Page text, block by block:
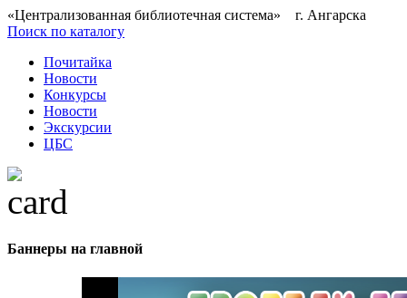
«Централизованная библиотечная система» г. Ангарска
Поиск по каталогу
Почитайка
Новости
Конкурсы
Новости
Экскурсии
ЦБС
Баннеры на главной